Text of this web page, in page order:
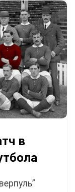
в